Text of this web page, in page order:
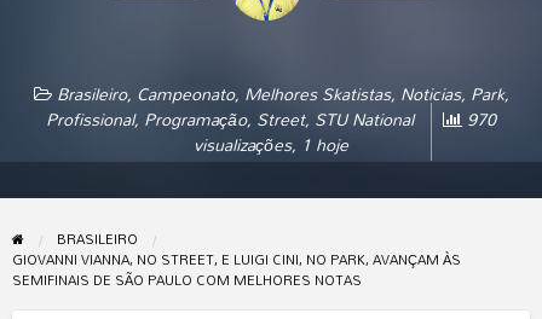
Brasileiro, Campeonato, Melhores Skatistas, Noticias, Park,
Profissional, Programação, Street, STU National 970
visualizações, 1 hoje
BRASILEIRO
GIOVANNI VIANNA, NO STREET, E LUIGI CINI, NO PARK, AVANÇAM ÀS
SEMIFINAIS DE SÃO PAULO COM MELHORES NOTAS